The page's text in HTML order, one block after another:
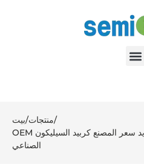
بيت/منتجات/
OEM توريد سعر المصنع كربيد السيليكون Sic قضيب السيليكون